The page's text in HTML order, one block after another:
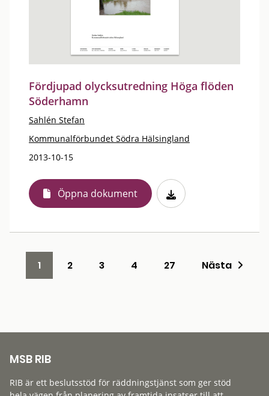
Fördjupad olycksutredning Höga flöden
Söderhamn
Sahlén Stefan
Kommunalförbundet Södra Hälsingland
2013-10-15
Öppna dokument
1 2 3 4 27 Nästa
MSB RIB
RIB är ett beslutsstöd för räddningstjänst som ger stöd